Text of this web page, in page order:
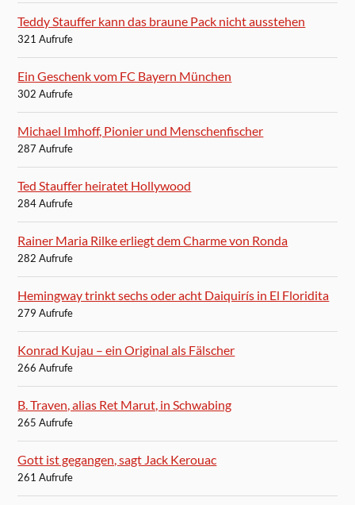
Teddy Stauffer kann das braune Pack nicht ausstehen
321 Aufrufe
Ein Geschenk vom FC Bayern München
302 Aufrufe
Michael Imhoff, Pionier und Menschenfischer
287 Aufrufe
Ted Stauffer heiratet Hollywood
284 Aufrufe
Rainer Maria Rilke erliegt dem Charme von Ronda
282 Aufrufe
Hemingway trinkt sechs oder acht Daiquirís in El Floridita
279 Aufrufe
Konrad Kujau – ein Original als Fälscher
266 Aufrufe
B. Traven, alias Ret Marut, in Schwabing
265 Aufrufe
Gott ist gegangen, sagt Jack Kerouac
261 Aufrufe